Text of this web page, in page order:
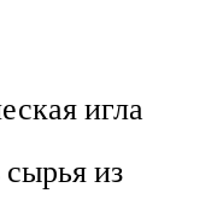
игла
сырья из